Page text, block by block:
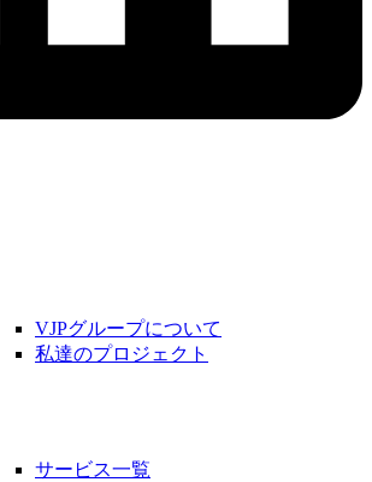
VJPグループについて
私達のプロジェクト
サービス一覧